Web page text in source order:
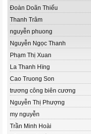
Đoàn Doãn Thiếu
Thanh Trâm
nguyễn phuong
Nguyễn Ngọc Thanh
Phạm Thị Xuan
La Thanh Hïng
Cao Truong Son
trương công biên cương
Nguyễn Thị Phượng
my nguyễn
Trần Minh Hoài